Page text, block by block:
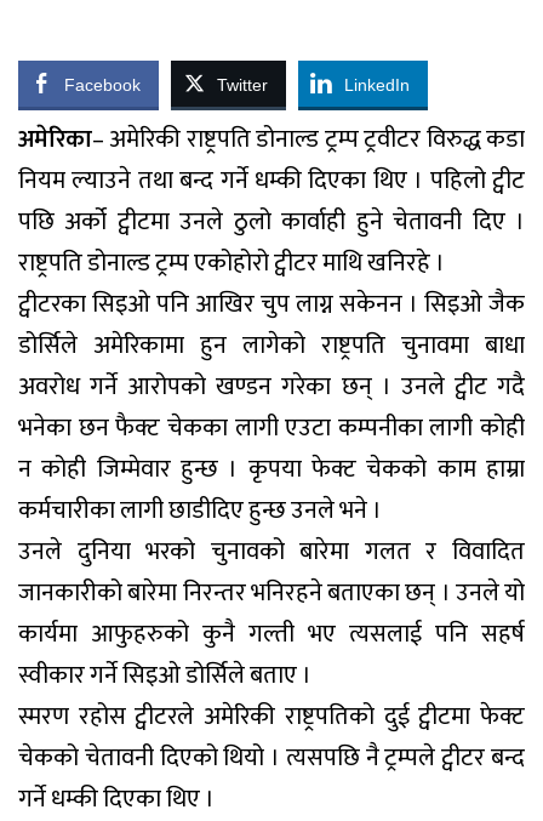
Facebook Twitter LinkedIn
अमेरिका– अमेरिकी राष्ट्रपति डोनाल्ड ट्रम्प ट्रवीटर विरुद्ध कडा
नियम ल्याउने तथा बन्द गर्ने धम्की दिएका थिए । पहिलो ट्वीट
पछि अर्को ट्वीटमा उनले ठुलो कार्वाही हुने चेतावनी दिए ।
राष्ट्रपति डोनाल्ड ट्रम्प एकोहोरो ट्वीटर माथि खनिरहे ।
ट्वीटरका सिइओ पनि आखिर चुप लाग्न सकेनन । सिइओ जैक
डोर्सिले अमेरिकामा हुन लागेको राष्ट्रपति चुनावमा बाधा
अवरोध गर्ने आरोपको खण्डन गरेका छन् । उनले ट्वीट गदै
भनेका छन फैक्ट चेकका लागी एउटा कम्पनीका लागी कोही
न कोही जिम्मेवार हुन्छ । कृपया फेक्ट चेकको काम हाम्रा
कर्मचारीका लागी छाडीदिए हुन्छ उनले भने ।
उनले दुनिया भरको चुनावको बारेमा गलत र विवादित
जानकारीको बारेमा निरन्तर भनिरहने बताएका छन् । उनले यो
कार्यमा आफुहरुको कुनै गल्ती भए त्यसलाई पनि सहर्ष
स्वीकार गर्ने सिइओ डोर्सिले बताए ।
स्मरण रहोस ट्वीटरले अमेरिकी राष्ट्रपतिको दुई ट्वीटमा फेक्ट
चेकको चेतावनी दिएको थियो । त्यसपछि नै ट्रम्पले ट्वीटर बन्द
गर्ने धम्की दिएका थिए ।